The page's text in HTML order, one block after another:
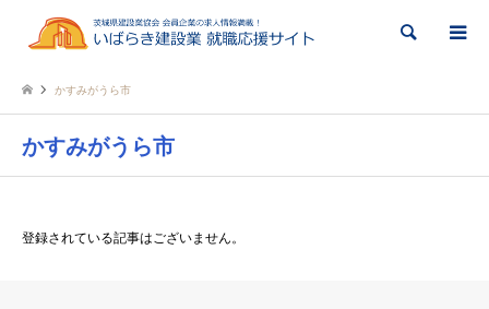
検索
かすみがうら市
かすみがうら市
登録されている記事はございません。